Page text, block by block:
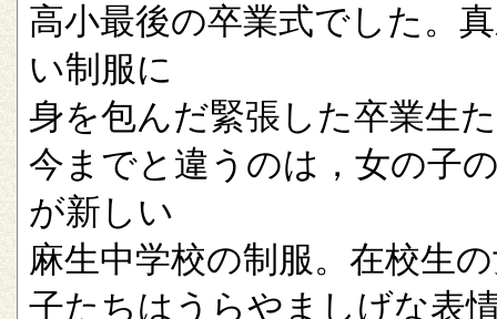
高小最後の卒業式でした。
い制服に
身を包んだ緊張した卒業生
今までと違うのは，女の子
が新しい
麻生中学校の制服。在校生
子たちはうらやましげな表